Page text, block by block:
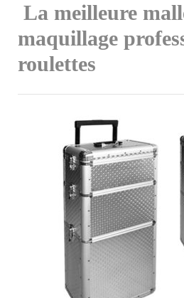
La meilleure
maquillage
roulettes